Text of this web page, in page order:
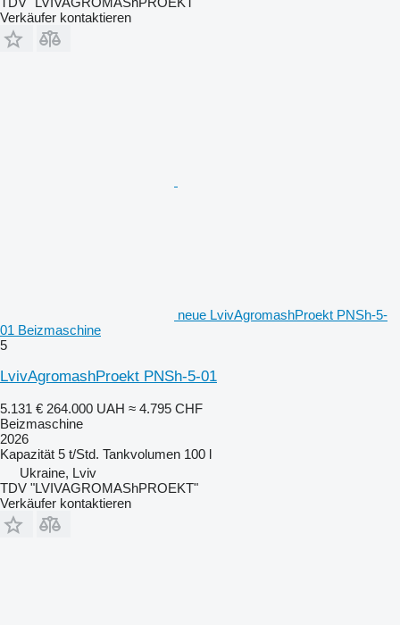
Verkäufer kontaktieren
neue LvivAgromashProekt PNSh-5-
01 Beizmaschine
5
LvivAgromashProekt PNSh-5-01
5.131 € 264.000 UAH ≈ 4.795 CHF
Beizmaschine
2026
Kapazität 5 t/Std. Tankvolumen 100 l
Ukraine, Lviv
TDV "LVIVAGROMAShPROEKT"
Verkäufer kontaktieren